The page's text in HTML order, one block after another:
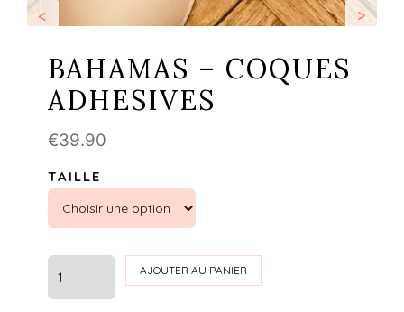
>
<
BAHAMAS – COQUES
ADHESIVES
€39.90
TAILLE
AJOUTER AU PANIER